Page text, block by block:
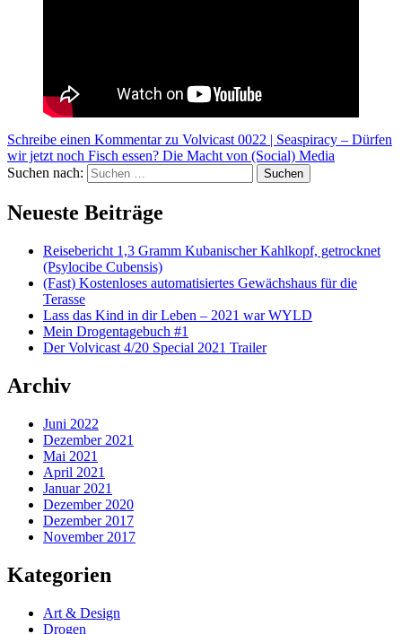
Schreibe einen Kommentarzu Volvicast 0022 | Seaspiracy – Dürfen
wir jetzt noch Fisch essen? Die Macht von (Social) Media
Suchen nach:
Suchen
Neueste Beiträge
Reisebericht 1,3 Gramm Kubanischer Kahlkopf, getrocknet
(Psylocibe Cubensis)
(Fast) Kostenloses automatisiertes Gewächshaus für die
Terasse
Lass das Kind in dir Leben – 2021 war WYLD
Mein Drogentagebuch #1
Der Volvicast 4/20 Special 2021 Trailer
Archiv
Juni 2022
Dezember 2021
Mai 2021
April 2021
Januar 2021
Dezember 2020
Dezember 2017
November 2017
Kategorien
Art & Design
Drogen